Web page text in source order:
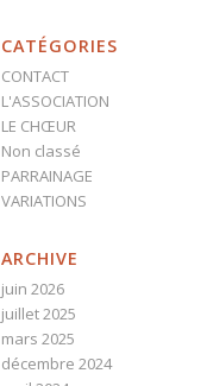
CATÉGORIES
CONTACT
L'ASSOCIATION
LE CHŒUR
Non classé
PARRAINAGE
VARIATIONS
ARCHIVE
juin 2026
juillet 2025
mars 2025
décembre 2024